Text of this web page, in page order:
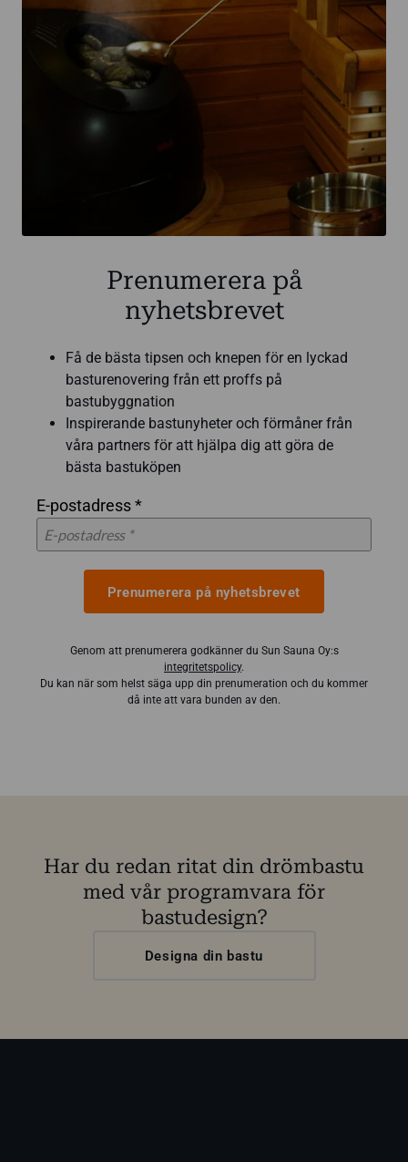
Prenumerera på
nyhetsbrevet
Få de bästa tipsen och knepen för en lyckad
basturenovering från ett proffs på
bastubyggnation
Inspirerande bastunyheter och förmåner från
våra partners för att hjälpa dig att göra de
bästa bastuköpen
E-postadress *
Prenumerera på nyhetsbrevet
Genom att prenumerera godkänner du Sun Sauna Oy:s
integritetspolicy.
Du kan när som helst säga upp din prenumeration och du kommer
då inte att vara bunden av den.
Har du redan ritat din drömbastu
med vår programvara för
bastudesign?
Designa din bastu